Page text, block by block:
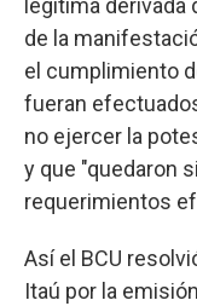
legítima
de la
el cumplimiento
fueran
no ejercer la
y que "quedaron
requerimientos
Así el BCU
Itaú por la